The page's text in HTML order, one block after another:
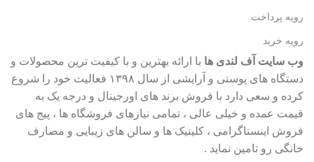
رویه پرداخت
رویه خرید
وب سایت آف لندی ها با ارائه بهترین و با کیفیت ترین محصولات و
دستگاه های پوستی و آرایشی از سال ۱۳۹۸ فعالیت خود را شروع
کرده و سعی دارد با فروش برند های اورجینال و درجه یک به
قیمت عمده و خیلی عالی ، تمامی نیازهای فروشگاه ها ، پیج های
فروش اینستاگرامی ، کلینیک ها و سالن های زیبایی و مصارف
خانگی رو تامین نماید .